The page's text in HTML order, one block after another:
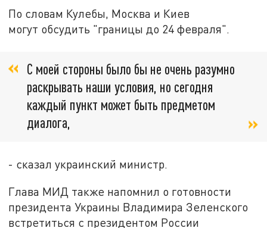
По словам Кулебы, Москва и Киев
могут обсудить "границы до 24 февраля".
С моей стороны было бы не очень разумно
раскрывать наши условия, но сегодня
каждый пункт может быть предметом
диалога,
- сказал украинский министр.
Глава МИД также напомнил о готовности
президента Украины Владимира Зеленского
встретиться с президентом России